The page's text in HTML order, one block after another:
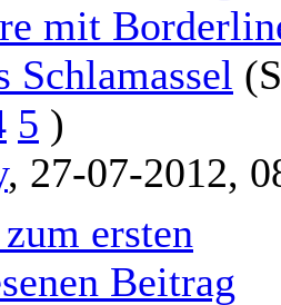
mit
Schlamassel
5 )
, 27-07-2012,